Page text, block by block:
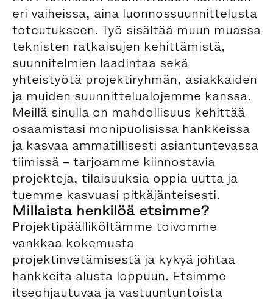
eri vaiheissa, aina luonnossuunnittelusta
toteutukseen. Työ sisältää muun muassa
teknisten ratkaisujen kehittämistä,
suunnitelmien laadintaa sekä
yhteistyötä projektiryhmän, asiakkaiden
ja muiden suunnittelualojemme kanssa.
Meillä sinulla on mahdollisuus kehittää
osaamistasi monipuolisissa hankkeissa
ja kasvaa ammatillisesti asiantuntevassa
tiimissä – tarjoamme kiinnostavia
projekteja, tilaisuuksia oppia uutta ja
tuemme kasvuasi pitkäjänteisesti.
Millaista henkilöä etsimme?
Projektipäälliköltämme toivomme
vankkaa kokemusta
projektinvetämisestä ja kykyä johtaa
hankkeita alusta loppuun. Etsimme
itseohjautuvaa ja vastuuntuntoista